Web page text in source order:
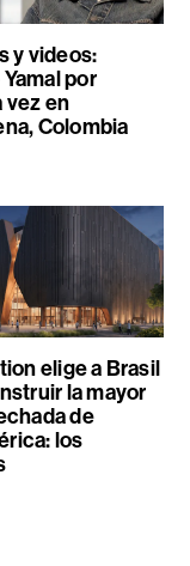
y videos:
por
vez en
Colombia
elige a Brasil
la mayor
de
los